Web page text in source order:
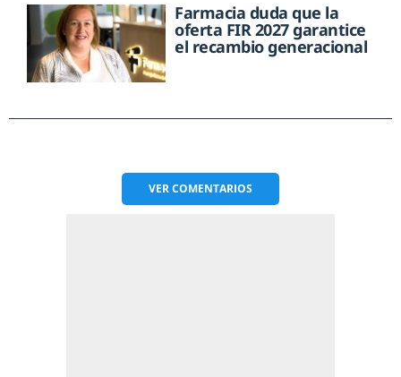
Farmacia duda que la
oferta FIR 2027 garantice
el recambio generacional
VERCOMENTARIOS